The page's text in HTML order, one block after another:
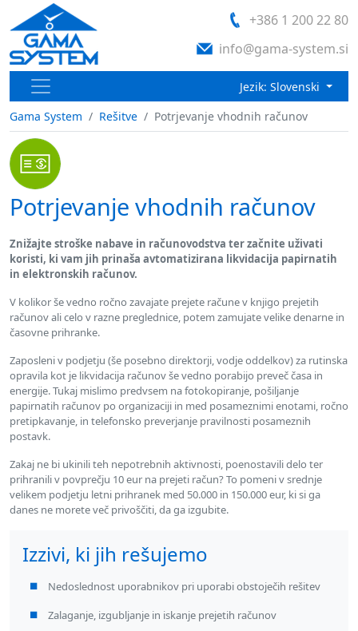
+386 1 200 22 80
info@gama-system.si
Jezik: Slovenski
Gama System
Rešitve Potrjevanje vhodnih računov
Potrjevanje vhodnih računov
Znižajte stroške nabave in računovodstva ter začnite uživati
koristi, ki vam jih prinaša avtomatizirana likvidacija papirnatih
in elektronskih računov.
V kolikor še vedno ročno zavajate prejete račune v knjigo prejetih
računov ali celo v razne preglednice, potem zamujate velike denarne in
časovne prihranke.
Zaposleni v podjetju (še posebno direktorji, vodje oddelkov) za rutinska
opravila kot je likvidacija računov še vedno porabijo preveč časa in
energije. Tukaj mislimo predvsem na fotokopiranje, pošiljanje
papirnatih računov po organizaciji in med posameznimi enotami, ročno
pretipkavanje, in telefonsko preverjanje pravilnosti posameznih
postavk.
Zakaj ne bi ukinili teh nepotrebnih aktivnosti, poenostavili delo ter
prihranili v povprečju 10 eur na prejeti račun? To pomeni v srednje
velikem podjetju letni prihranek med 50.000 in 150.000 eur, ki si ga
danes ne morete več privoščiti, da ga izgubite.
Izzivi, ki jih rešujemo
Nedoslednost uporabnikov pri uporabi obstoječih rešitev
Zalaganje, izgubljanje in iskanje prejetih računov